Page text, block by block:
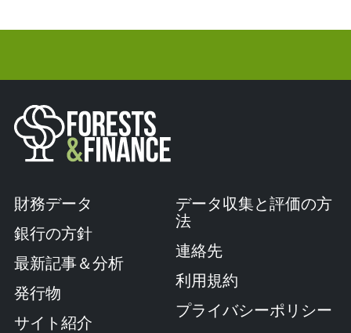
財務データ
銀行の方針
最新記事＆分析
発行物
サイト紹介
データ収集と評価の方
法
連絡先
利用規約
プライバシーポリシー